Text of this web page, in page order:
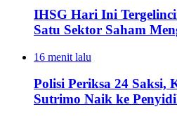
IHSG Hari Ini
Satu Sektor Saham
16 menit lalu
Polisi Periksa 24 Saksi,
Sutrimo Naik ke